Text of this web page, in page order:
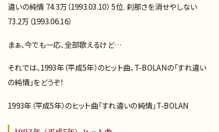
違いの純情 74.3万（1993.03.10） 5位. 刹那さを消せやしない
73.2万（1993.06.16）
まぁ、今でも一応、全部歌えるけど…
それでは、1993年（平成5年）のヒット曲、T-BOLANの「すれ違い
の純情」をどうぞ！
1993年（平成5年）のヒット曲「すれ違いの純情」T-BOLAN